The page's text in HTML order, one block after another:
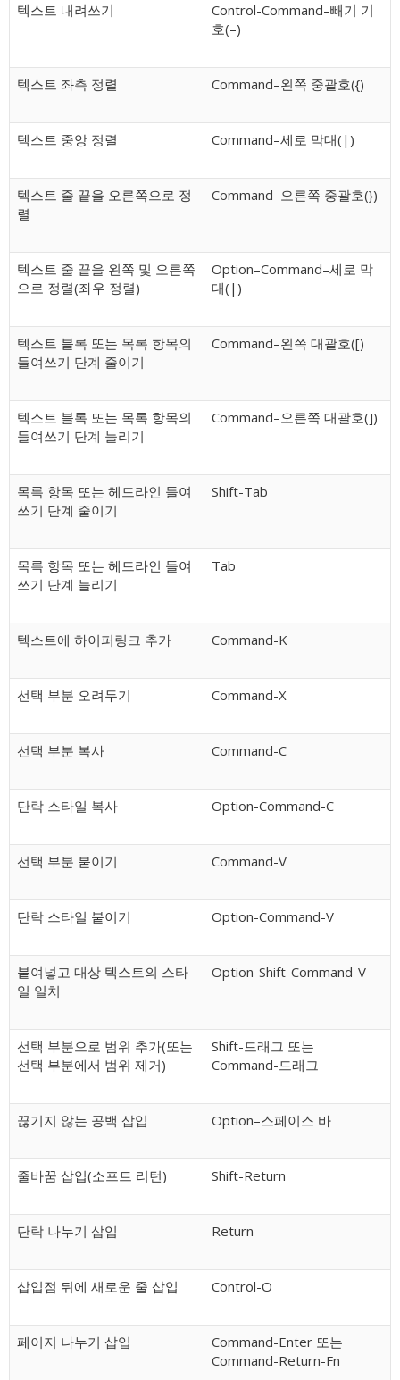
텍스트 내려쓰기
Control-Command–빼기 기
호(–)
텍스트 좌측 정렬 Command–왼쪽 중괄호({)
텍스트 중앙 정렬 Command–세로 막대(|)
텍스트 줄 끝을 오른쪽으로 정
렬
Command–오른쪽 중괄호(})
텍스트 줄 끝을 왼쪽 및 오른쪽
으로 정렬(좌우 정렬)
Option–Command–세로 막
대(|)
텍스트 블록 또는 목록 항목의
들여쓰기 단계 줄이기
Command–왼쪽 대괄호([)
텍스트 블록 또는 목록 항목의
들여쓰기 단계 늘리기
Command–오른쪽 대괄호(])
목록 항목 또는 헤드라인 들여
쓰기 단계 줄이기
Shift-Tab
목록 항목 또는 헤드라인 들여
쓰기 단계 늘리기
Tab
텍스트에 하이퍼링크 추가 Command-K
선택 부분 오려두기 Command-X
선택 부분 복사 Command-C
단락 스타일 복사 Option-Command-C
선택 부분 붙이기 Command-V
단락 스타일 붙이기 Option-Command-V
붙여넣고 대상 텍스트의 스타
일 일치
Option-Shift-Command-V
선택 부분으로 범위 추가(또는
선택 부분에서 범위 제거)
Shift-드래그 또는
Command-드래그
끊기지 않는 공백 삽입 Option–스페이스 바
줄바꿈 삽입(소프트 리턴) Shift-Return
단락 나누기 삽입 Return
삽입점 뒤에 새로운 줄 삽입 Control-O
페이지 나누기 삽입
Command-Enter 또는
Command-Return-Fn